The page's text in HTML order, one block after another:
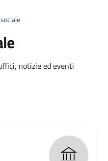
notizie ed eventi